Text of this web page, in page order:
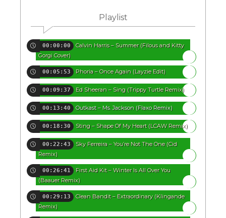
Playlist
00:00:00
Calvin Harris – Summer (Filous and Kitty
Gorgi Cover)
00:05:53 Phoria – Once Again (Layzie Edit)
00:09:37 Ed Sheeran – Sing (Trippy Turtle Remix)
00:13:40 Outkast – Ms. Jackson (Flaxo Remix)
00:18:30 Sting – Shape Of My Heart (LCAW Remix)
00:22:43
Sky Ferreira – You’re Not The One (Cid
Remix)
00:26:41
First Aid Kit – Winter Is All Over You
(Baauer Remix)
00:29:13
Clean Bandit – Extraordinary (Klingande
Remix)